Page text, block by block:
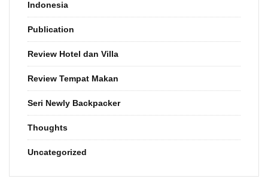
Indonesia
Publication
Review Hotel dan Villa
Review Tempat Makan
Seri Newly Backpacker
Thoughts
Uncategorized